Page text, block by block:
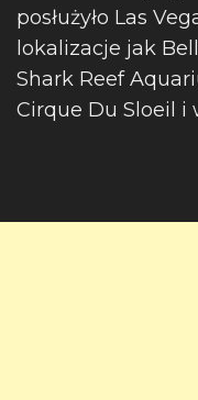
posłużyło Las
lokalizacje jak
Shark Reef
Cirque Du Sloeil i